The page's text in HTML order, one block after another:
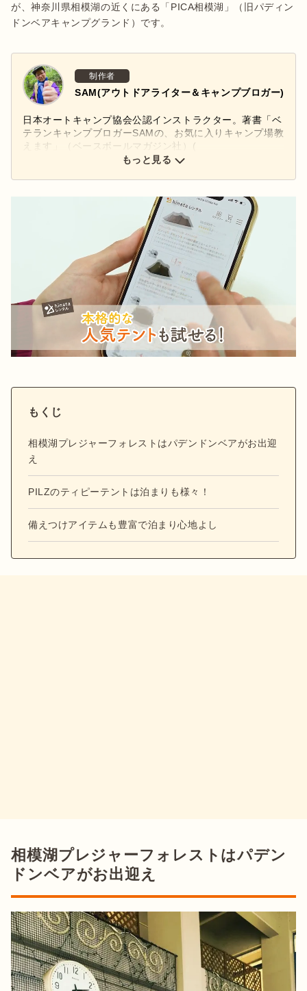
が、神奈川県相模湖の近くにある「PICA相模湖」（旧パディン
ドンベアキャンプグランド）です。
制作者
SAM(アウトドアライター＆キャンプブロガー)
日本オートキャンプ協会公認インストラクター。著書「ベ
テランキャンプブロガーSAMの、お気に入りキャンプ場教
えます」（ベースボールマガジン社）(
もっと見る
もくじ
相模湖プレジャーフォレストはパデンドンベアがお出迎
え
PILZのティピーテントは泊まりも様々！
備えつけアイテムも豊富で泊まり心地よし
相模湖プレジャーフォレストはパデン
ドンベアがお出迎え